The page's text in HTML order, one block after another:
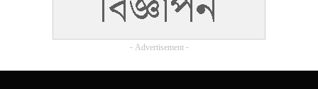
- Advertisement -